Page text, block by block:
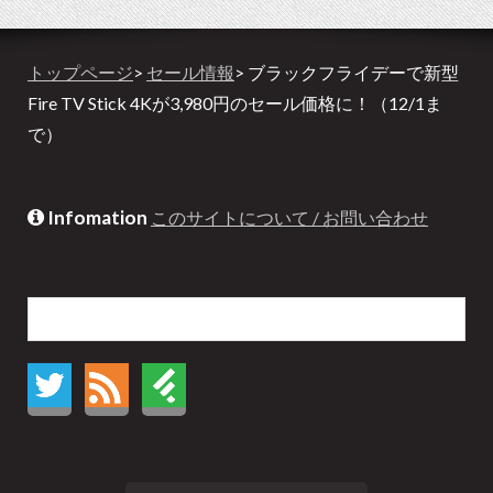
トップページ> セール情報 > ブラックフライデーで新型
Fire TV Stick 4Kが3,980円のセール価格に！（12/1ま
で）
Infomation このサイトについて / お問い合わせ